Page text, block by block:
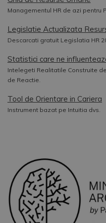
Managementul HR de azi pentru
Legislatie Actualizata
Descarcati gratuit Legislatia HR
Statistici care ne
Intelegeti Realitatile Construite
de Reactie.
Tool de Orientare in Cariera
Instrument bazat pe Intuitia dvs.